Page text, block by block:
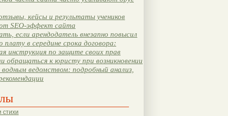
кейсы и результаты учеников
SEO-эффект сайта
если арендодатель внезапно повысил
плату в середине срока договора:
инструкция по защите своих прав
обращаться к юристу при возникновении
водным ведомством: подробный анализ,